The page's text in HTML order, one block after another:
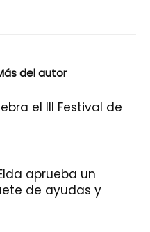
del autor
el III Festival de
aprueba un
de ayudas y